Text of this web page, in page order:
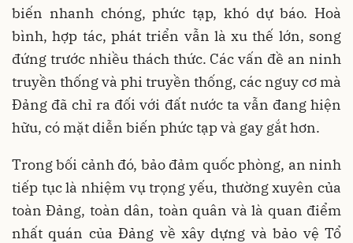
biến nhanh chóng, phức tạp, khó dự báo. Hoà
bình, hợp tác, phát triển vẫn là xu thế lớn, song
đứng trước nhiều thách thức. Các vấn đề an ninh
truyền thống và phi truyền thống, các nguy cơ mà
Đảng đã chỉ ra đối với đất nước ta vẫn đang hiện
hữu, có mặt diễn biến phức tạp và gay gắt hơn.
Trong bối cảnh đó, bảo đảm quốc phòng, an ninh
tiếp tục là nhiệm vụ trọng yếu, thường xuyên của
toàn Đảng, toàn dân, toàn quân và là quan điểm
nhất quán của Đảng về xây dựng và bảo vệ Tổ